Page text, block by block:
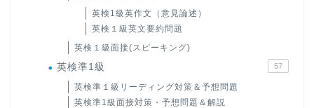
英検1級英作文（意見論述）
英検１級英文要約問題
英検１級面接(スピーキング)
英検準1級 57
英検準１級リーディング対策＆予想問題
英検準1級面接対策・予想問題＆解説